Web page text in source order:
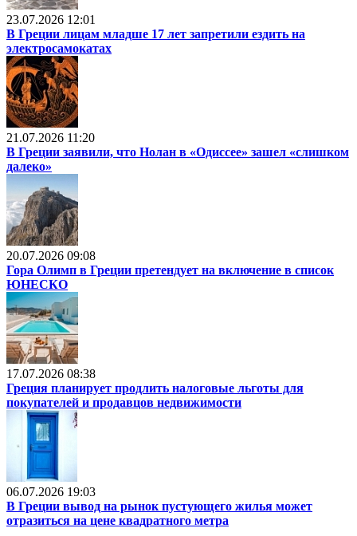
23.07.2026 12:01
В Греции лицам младше 17 лет запретили ездить на
электросамокатах
21.07.2026 11:20
В Греции заявили, что Нолан в «Одиссее» зашел «слишком
далеко»
20.07.2026 09:08
Гора Олимп в Греции претендует на включение в список
ЮНЕСКО
17.07.2026 08:38
Греция планирует продлить налоговые льготы для
покупателей и продавцов недвижимости
06.07.2026 19:03
В Греции вывод на рынок пустующего жилья может
отразиться на цене квадратного метра